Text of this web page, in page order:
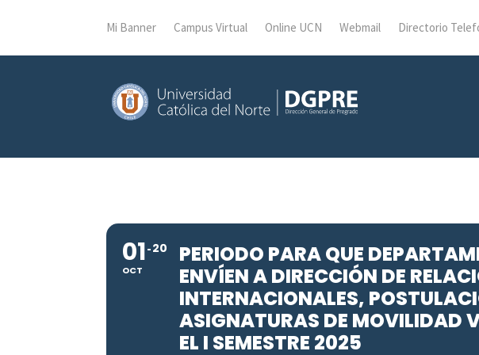
Mi Banner Campus Virtual Online UCN Webmail Directorio
01
OCT
20
PERIODO PARA QUE
ENVÍEN A DIRECCIÓN DE
INTERNACIONALES,
ASIGNATURAS DE MOVILIDAD
EL I SEMESTRE 2025